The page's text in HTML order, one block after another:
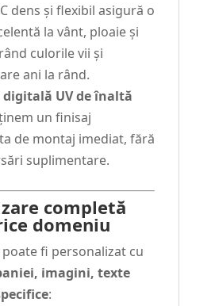
dens și flexibil asigură o
la vânt, ploaie și
culorile vii și
ani la rând.
UV de înaltă
un finisaj
de montaj imediat, fără
suplimentare.
completă
domeniu
fi personalizat cu
imagini, texte
: